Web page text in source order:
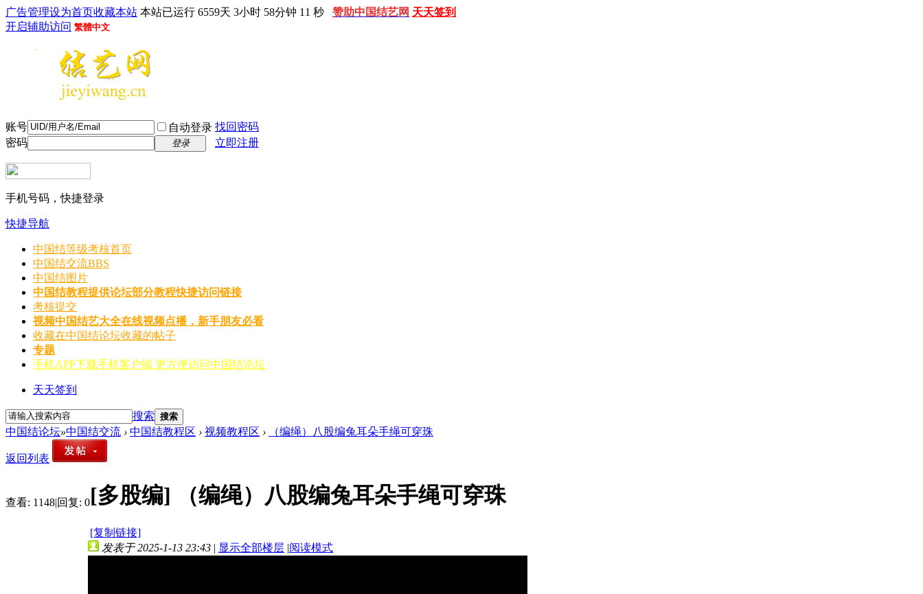
广告管理设为首页收藏本站 本站已运行 6559天 3小时 58分钟 13 秒 赞助中国结艺网 天天签到
开启辅助访问 繁體中文
账号 自动登录 找回密码
密码
登录 立即注册
手机号码，快捷登录
快捷导航
中国结等级考核首页
中国结交流BBS
中国结图片
中国结教程提供论坛部分教程快捷访问链接
考核提交
视频中国结艺大全在线视频点播，新手朋友必看
收藏在中国结论坛收藏的帖子
专题
手机APP下载手机客户端 更方便访问中国结论坛
天天签到
搜索 搜索
中国结论坛»中国结交流 › 中国结教程区 › 视频教程区 › （编绳）八股编兔耳朵手绳可穿珠
返回列表
查看: 1148|回复: 0[多股编] （编绳）八股编兔耳朵手绳可穿珠
[复制链接]
发表于 2025-1-13 23:43 | 显示全部楼层 |阅读模式